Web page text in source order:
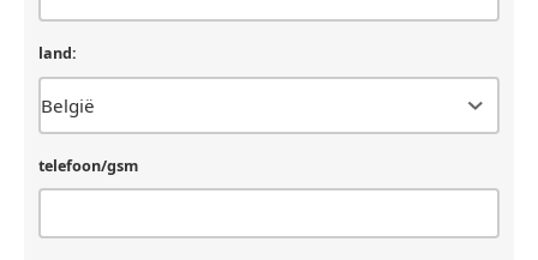
land:
telefoon/gsm